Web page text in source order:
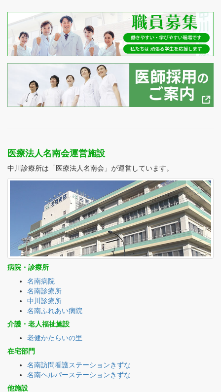
医療法人名南会運営施設
中川診療所は「医療法人名南会」が運営しています。
病院・診療所
名南病院
名南診療所
中川診療所
名南ふれあい病院
介護・老人福祉施設
老健かたらいの里
在宅部門
名南訪問看護ステーションきずな
名南ヘルパーステーションきずな
他施設